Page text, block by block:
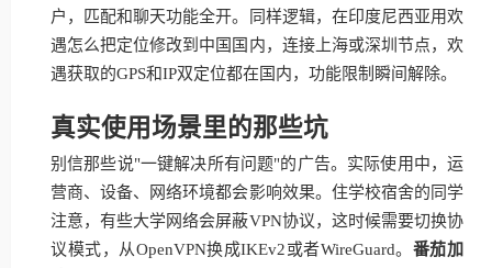
户，匹配和聊天功能全开。同样逻辑，在印度尼西亚用欢
遇怎么把定位修改到中国国内，连接上海或深圳节点，欢
遇获取的GPS和IP双定位都在国内，功能限制瞬间解除。
真实使用场景里的那些坑
别信那些说"一键解决所有问题"的广告。实际使用中，运
营商、设备、网络环境都会影响效果。住学校宿舍的同学
注意，有些大学网络会屏蔽VPN协议，这时候需要切换协
议模式，从OpenVPN换成IKEv2或者WireGuard。 番茄加